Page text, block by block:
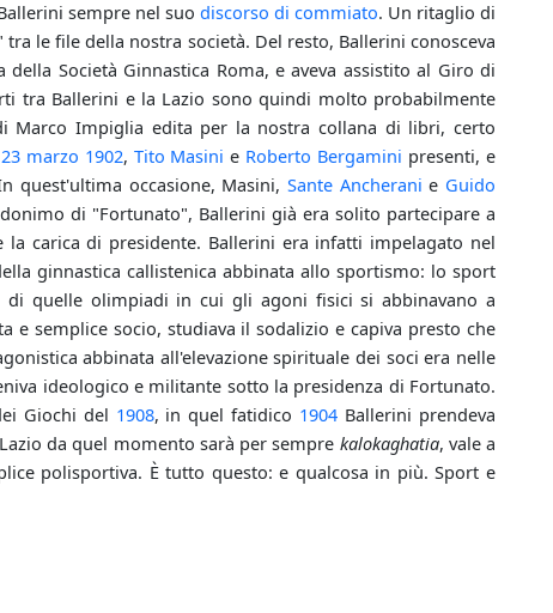
sempre nel suo discorso di commiato. Un ritaglio di
le file della nostra società. Del resto, Ballerini conosceva
Società Ginnastica Roma, e aveva assistito al Giro di
tra Ballerini e la Lazio sono quindi molto probabilmente
Marco Impiglia edita per la nostra collana di libri, certo
23 marzo 1902, Tito Masini e Roberto Bergamini presenti, e
quest'ultima occasione, Masini,Sante Ancherani e Guido
di "Fortunato", Ballerini già era solito partecipare a
carica di presidente. Ballerini era infatti impelagato nel
ginnastica callistenica abbinata allo sportismo: lo sport
quelle olimpiadi in cui gli agoni fisici si abbinavano a
semplice socio, studiava il sodalizio e capiva presto che
abbinata all'elevazione spirituale dei soci era nelle
ideologico e militante sotto la presidenza di Fortunato.
Giochi del 1908, in quel fatidico 1904 Ballerini prendeva
da quel momento sarà per sempre kalokaghatia, vale a
polisportiva. È tutto questo: e qualcosa in più. Sport e